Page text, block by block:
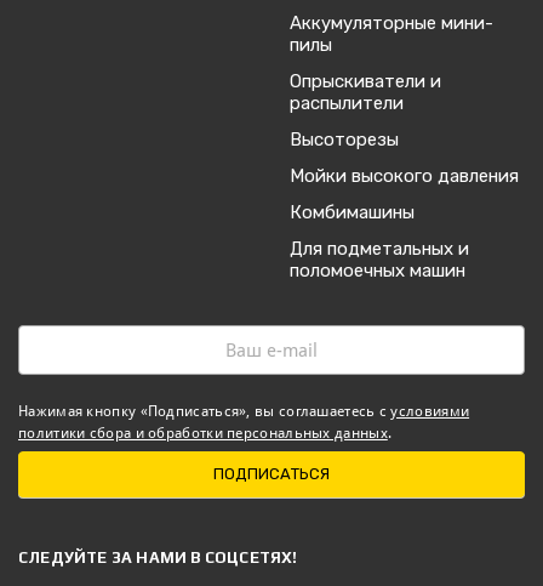
Аккумуляторные мини-
пилы
Опрыскиватели и
распылители
Высоторезы
Мойки высокого давления
Комбимашины
Для подметальных и
поломоечных машин
Нажимая кнопку «Подписаться», вы соглашаетесь сусловиями
политики сбора и обработки персональных данных.
ПОДПИСАТЬСЯ
CЛЕДУЙТЕ ЗА НАМИ В СОЦСЕТЯХ!